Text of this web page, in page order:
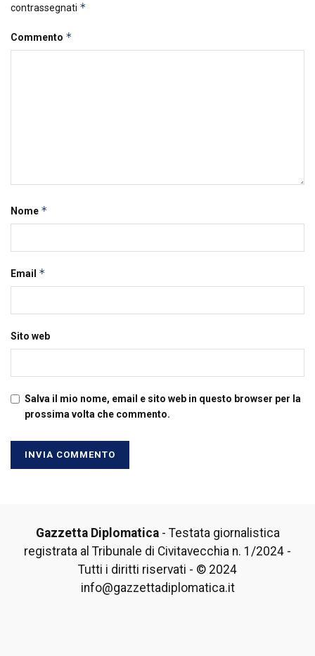
contrassegnati *
Commento *
Nome *
Email *
Sito web
Salva il mio nome, email e sito web in questo browser per la
prossima volta che commento.
Gazzetta Diplomatica- Testata giornalistica
registrata al Tribunale di Civitavecchia n. 1/2024 -
Tutti i diritti riservati - © 2024
info@gazzettadiplomatica.it